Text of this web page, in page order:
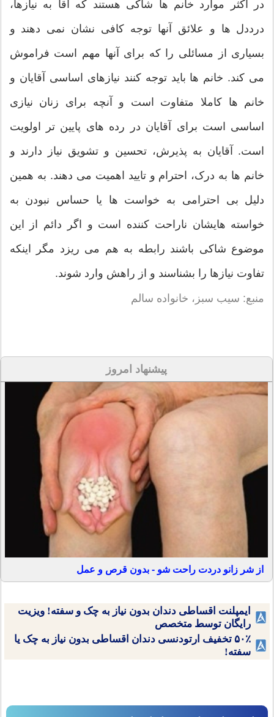
در اکثر موارد خانم ها شاکی هستند که آقا به نیازها،
درددل ها و علائق آنها توجه کافی نشان نمی دهند و
بسیاری از مسائلی را که برای آنها مهم است فراموش
می کند. خانم ها باید توجه کنند نیازهای اساسی آقایان و
خانم ها کاملا متفاوت است و آنچه برای زنان نیازی
اساسی است برای آقایان در رده های پایین تر اولویت
است. آقایان به پذیرش، تحسین و تشویق نیاز دارند و
خانم ها به درک، احترام و تایید اهمیت می دهند. به همین
دلیل بی احترامی به خواست ها یا حساس نبودن به
خواسته هایشان ناراحت کننده است و اگر دائم از این
موضوع شاکی باشند رابطه به هم می ریزد مگر اینکه
تفاوت نیازها را بشناسند و از راهش وارد شوند.
منبع: سیب سبز، خانواده سالم
پیشنهاد امروز
از شر زانو دردت راحت شو - بدون قرص و عمل
ایمپلنت اقساطی دندان بدون نیاز به چک و سفته! ویزیت
رایگان توسط متخصص
۵۰٪ تخفیف ارتودنسی دندان اقساطی بدون نیاز به چک یا
سفته!